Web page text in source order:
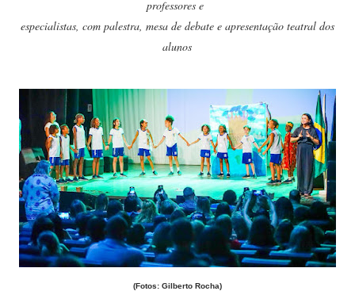
professores e
especialistas, com palestra, mesa de debate e apresentação teatral dos
alunos
(Fotos: Gilberto Rocha)